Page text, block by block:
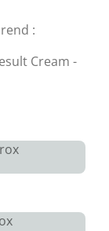
:
Cream -